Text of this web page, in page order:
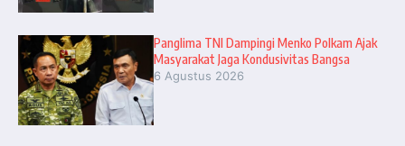
Panglima TNI Dampingi Menko Polkam Ajak
Masyarakat Jaga Kondusivitas Bangsa
6 Agustus 2026